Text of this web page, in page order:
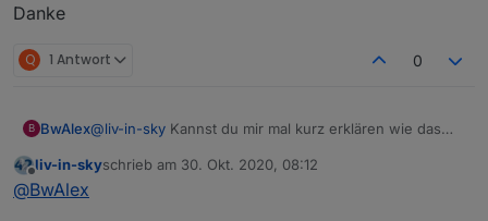
Danke
Q 1 Antwort 0
B BwAlex@liv-in-sky
ansprechen kann?
Offline
liv-in-skyschrieb am 30. Okt. 2020, 08:12
zuletzt editiert von
@BwAlex